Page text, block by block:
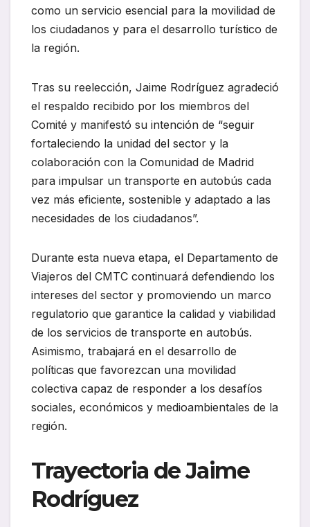
como un servicio esencial para la movilidad de
los ciudadanos y para el desarrollo turístico de
la región.
Tras su reelección, Jaime Rodríguez agradeció
el respaldo recibido por los miembros del
Comité y manifestó su intención de “seguir
fortaleciendo la unidad del sector y la
colaboración con la Comunidad de Madrid
para impulsar un transporte en autobús cada
vez más eficiente, sostenible y adaptado a las
necesidades de los ciudadanos”.
Durante esta nueva etapa, el Departamento de
Viajeros del CMTC continuará defendiendo los
intereses del sector y promoviendo un marco
regulatorio que garantice la calidad y viabilidad
de los servicios de transporte en autobús.
Asimismo, trabajará en el desarrollo de
políticas que favorezcan una movilidad
colectiva capaz de responder a los desafíos
sociales, económicos y medioambientales de la
región.
Trayectoria de Jaime
Rodríguez